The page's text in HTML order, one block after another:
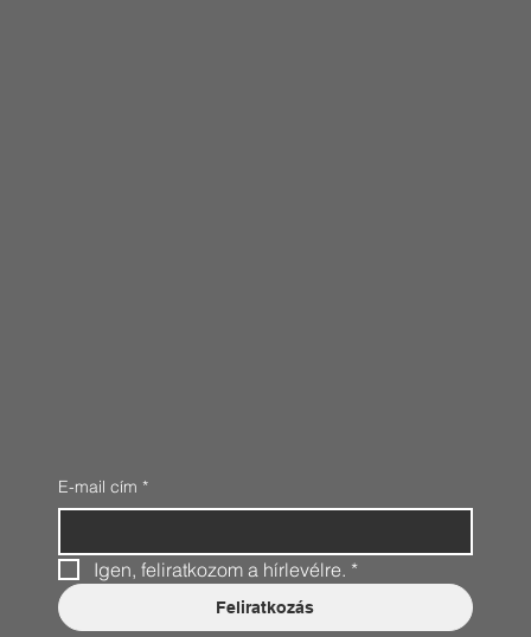
E-mail cím *
Igen, feliratkozom a hírlevélre. *
Feliratkozás